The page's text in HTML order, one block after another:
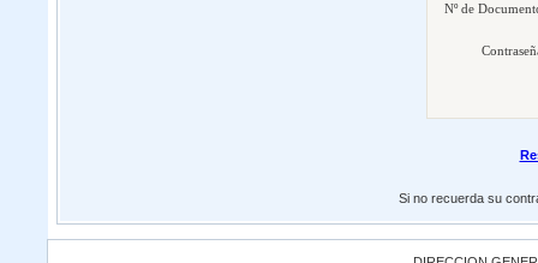
Nº de
Si no recuerda su